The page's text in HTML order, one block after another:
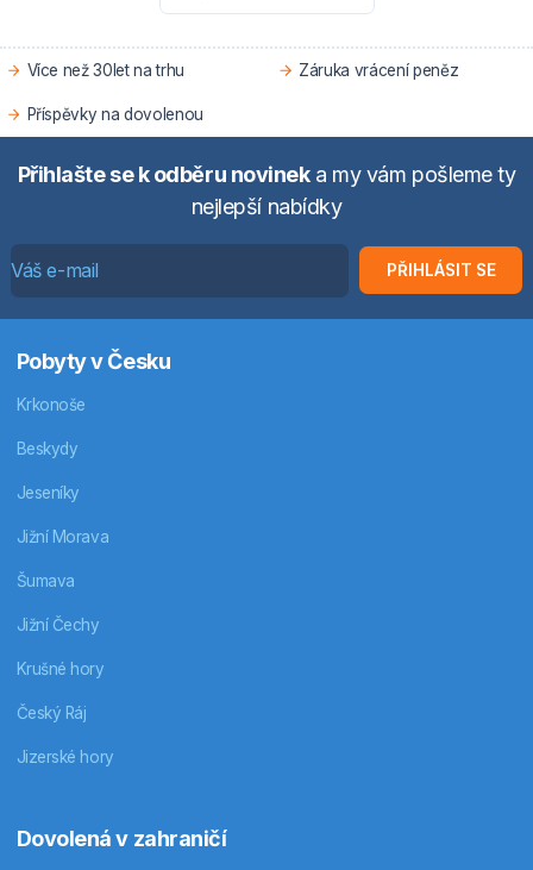
Více než 30let na trhu Záruka vrácení peněz
Příspěvky na dovolenou
Přihlašte se k odběru novineka my vám pošleme ty
nejlepší nabídky
PŘIHLÁSIT SE
Pobyty v Česku
Krkonoše
Beskydy
Jeseníky
Jižní Morava
Šumava
Jižní Čechy
Krušné hory
Český Ráj
Jizerské hory
Dovolená v zahraničí